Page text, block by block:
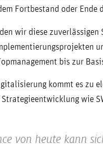
Fortbestand oder Ende
wir diese
bis zur
kommt es zu
wie
von heute kann